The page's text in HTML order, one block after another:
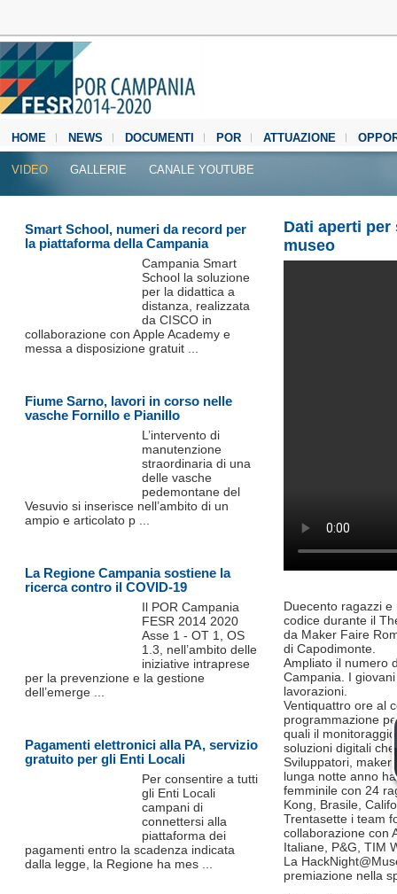
HOME NEWS DOCUMENTI POR ATTUAZIONE
MEDIA CENTER
VIDEO GALLERIE CANALE YOUTUBE
Dati aperti
museo
Duecento ragazzi
codice durante il
da Maker Faire
di Capodimonte.
Ampliato il numero
Campania. I
lavorazioni.
Ventiquattro ore al
programmazione
quali il
soluzioni digitali
Sviluppatori,
lunga notte anno
femminile con 24
Kong, Brasile,
Trentasette i team
collaborazione con
Italiane, P&G, TIM
La
premiazione nella
Smart School, numeri da record per
la piattaforma della Campania
Campania Smart
School la soluzione
per la didattica a
distanza, realizzata
da CISCO in
collaborazione con Apple Academy e
messa a disposizione gratuit ...
Fiume Sarno, lavori in corso nelle
vasche Fornillo e Pianillo
L’intervento di
manutenzione
straordinaria di una
delle vasche
pedemontane del
Vesuvio si inserisce nell’ambito di un
ampio e articolato p ...
La Regione Campania sostiene la
ricerca contro il COVID-19
Il POR Campania
FESR 2014 2020
Asse 1 - OT 1, OS
1.3, nell’ambito delle
iniziative intraprese
per la prevenzione e la gestione
dell’emerge ...
Pagamenti elettronici alla PA, servizio
gratuito per gli Enti Locali
Per consentire a tutti
gli Enti Locali
campani di
connettersi alla
piattaforma dei
pagamenti entro la scadenza indicata
dalla legge, la Regione ha mes ...